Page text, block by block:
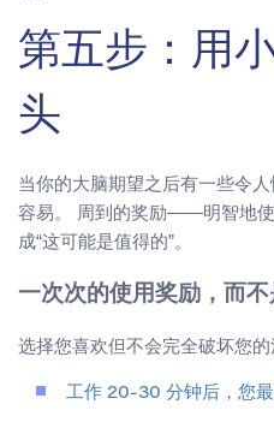
第五步：用
头
当你的大脑期望之后有一些令
容易。 周到的奖励——明智地
成“这可能是值得的”。
一次次的使用奖励，而不
选择您喜欢但不会完全破坏您
工作 20-30 分钟后，您最